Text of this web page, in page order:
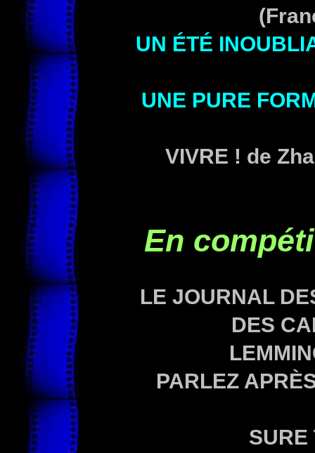
UN ÉTÉ
UNE PURE
VIVRE ! de
En
LE JOURNAL
DES
PARLEZ
SURE